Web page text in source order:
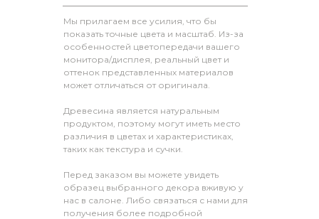
Мы прилагаем все усилия, что бы
показать точные цвета и масштаб. Из-за
особенностей цветопередачи вашего
монитора/дисплея, реальный цвет и
оттенок представленных материалов
может отличаться от оригинала.
Древесина является натуральным
продуктом, поэтому могут иметь место
различия в цветах и характеристиках,
таких как текстура и сучки.
Перед заказом вы можете увидеть
образец выбранного декора вживую у
нас в салоне. Либо связаться с нами для
получения более подробной